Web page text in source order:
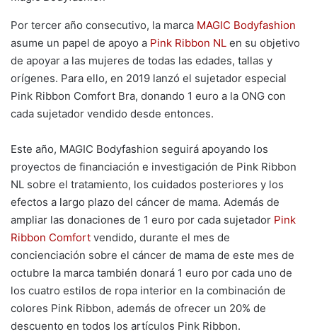
Por tercer año consecutivo, la marca MAGIC Bodyfashion
asume un papel de apoyo a Pink Ribbon NL en su objetivo
de apoyar a las mujeres de todas las edades, tallas y
orígenes. Para ello, en 2019 lanzó el sujetador especial
Pink Ribbon Comfort Bra, donando 1 euro a la ONG con
cada sujetador vendido desde entonces.
Este año, MAGIC Bodyfashion seguirá apoyando los
proyectos de financiación e investigación de Pink Ribbon
NL sobre el tratamiento, los cuidados posteriores y los
efectos a largo plazo del cáncer de mama. Además de
ampliar las donaciones de 1 euro por cada sujetador Pink
Ribbon Comfort vendido, durante el mes de
concienciación sobre el cáncer de mama de este mes de
octubre la marca también donará 1 euro por cada uno de
los cuatro estilos de ropa interior en la combinación de
colores Pink Ribbon, además de ofrecer un 20% de
descuento en todos los artículos Pink Ribbon.